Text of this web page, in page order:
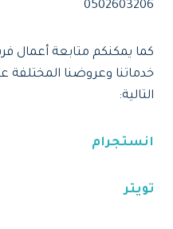
0502603206
كما يمكنكم متابعة أعمال
خدماتنا وعروضنا المختلفة
التالية:
انستجرام
تويتر